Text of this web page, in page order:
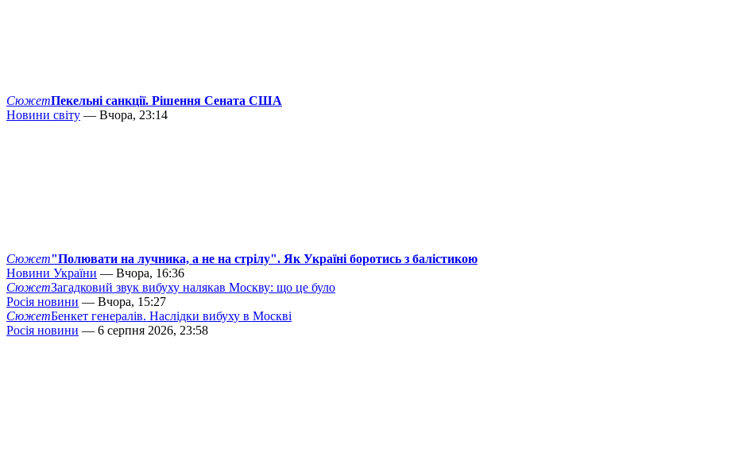
СюжетПекельні санкції. Рішення Сената США
Новини світу — Вчора, 23:14
Сюжет"Полювати на лучника, а не на стрілу". Як Україні боротись з балістикою
Новини України — Вчора, 16:36
СюжетЗагадковий звук вибуху налякав Москву: що це було
Росія новини — Вчора, 15:27
СюжетБенкет генералів. Наслідки вибуху в Москві
Росія новини — 6 серпня 2026, 23:58